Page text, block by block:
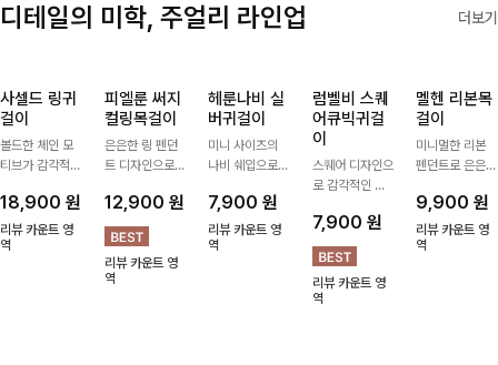
디테일의 미학, 주얼리 라인업 더보기
사셀드 링귀
걸이
볼드한 체인 모
티브가 감각적인
는 귀걸이- 심플
하면서도 존재감
있는 디자인으로
18,900 원
리뷰 카운트 영
역
피엘룬 써지
컬링목걸이
은은한 링 펜던
트 디자인으로
써지컬스틸 소재
로 변색 걱정 없
이 데일리로 착
용하기 좋아요-
12,900 원
리뷰 카운트 영
역
헤룬나비 실
버귀걸이
미니 사이즈의
나비 쉐입으로
내어줄 이어링,
과하지 않은 포
인트가 되어줘
7,900원
리뷰 카운트 영
역
럼벨비 스퀘
어큐빅귀걸
이
스퀘어 디자인으
로 감각적인 무
안에 큐빅을 담
아 더욱 고급스
럽게 연출되는
귀걸이에요~!
7,900 원
리뷰 카운트 영
역
멜헨 리본목
걸이
미니멀한 리본
펜던트로 은은한
는 목걸이예요.
골드, 실버 컬러
로 구성돼 어떤
9,900원
리뷰 카운트 영
역